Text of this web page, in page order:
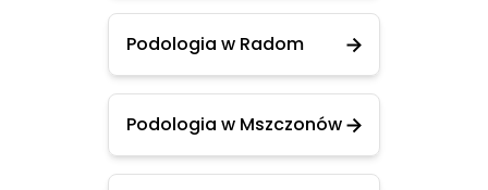
Podologia w Radom
Podologia w Mszczonów